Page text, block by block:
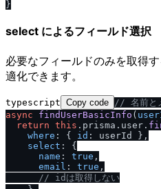
select によるフィールド選択
必要なフィールドのみを取得
適化できます。
typescript Copy code // 名前と
async
findUserBasicInfo (
return this . prisma . user .
where : { id : userId },
select : {
name : true ,
email : true ,
// idは取得しない